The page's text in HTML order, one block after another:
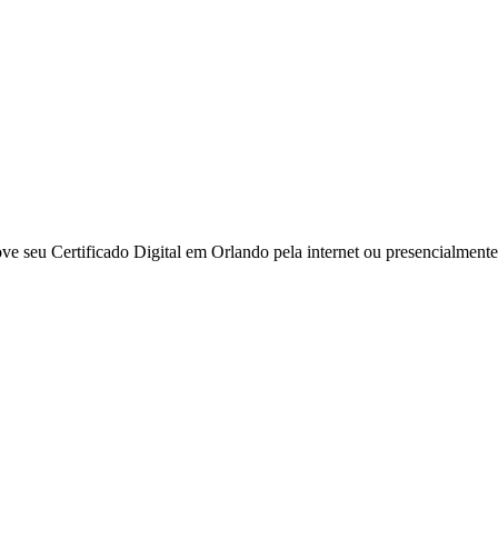
seu Certificado Digital em Orlando pela internet ou